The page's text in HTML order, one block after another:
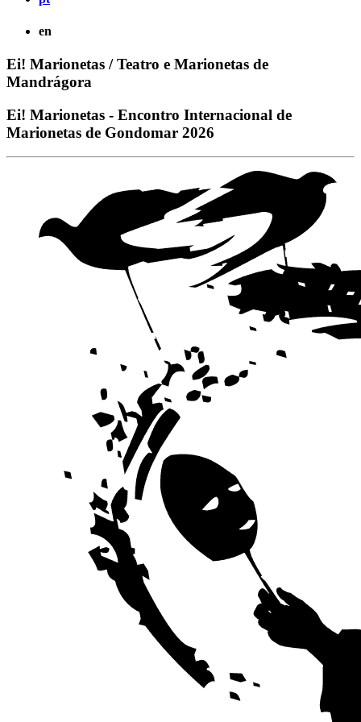
en
Ei! Marionetas / Teatro e Marionetas de
Mandrágora
Ei! Marionetas - Encontro Internacional de
Marionetas de Gondomar 2026